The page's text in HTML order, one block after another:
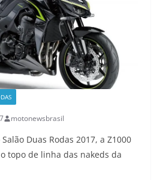
motonewsbrasil
Duas Rodas 2017, a Z1000
topo de linha das nakeds da